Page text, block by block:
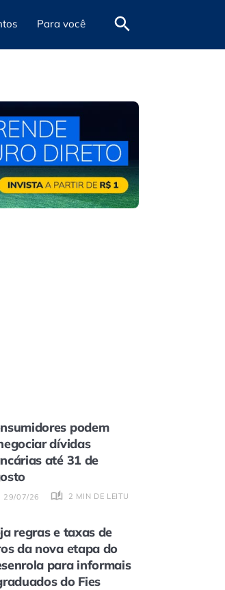
Para você
podem
dívidas
até 31 de
29/07/26 2 MIN DE LEITURA
regras e taxas de
da nova etapa do
para informais
do Fies